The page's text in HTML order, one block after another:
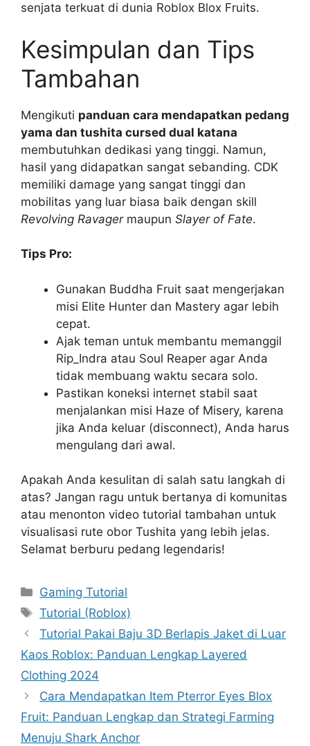
senjata terkuat di dunia Roblox Blox Fruits.
Kesimpulan dan Tips
Tambahan
Mengikuti panduan cara mendapatkan pedang
yama dan tushita cursed dual katana
membutuhkan dedikasi yang tinggi. Namun,
hasil yang didapatkan sangat sebanding. CDK
memiliki damage yang sangat tinggi dan
mobilitas yang luar biasa baik dengan skill
Revolving Ravagermaupun Slayer of Fate.
Tips Pro:
Gunakan Buddha Fruit saat mengerjakan
misi Elite Hunter dan Mastery agar lebih
cepat.
Ajak teman untuk membantu memanggil
Rip_Indra atau Soul Reaper agar Anda
tidak membuang waktu secara solo.
Pastikan koneksi internet stabil saat
menjalankan misi Haze of Misery, karena
jika Anda keluar (disconnect), Anda harus
mengulang dari awal.
Apakah Anda kesulitan di salah satu langkah di
atas? Jangan ragu untuk bertanya di komunitas
atau menonton video tutorial tambahan untuk
visualisasi rute obor Tushita yang lebih jelas.
Selamat berburu pedang legendaris!
Categories
Gaming Tutorial
Tags
Tutorial (Roblox)
Tutorial Pakai Baju 3D Berlapis Jaket di Luar
Kaos Roblox: Panduan Lengkap Layered
Clothing 2024
Cara Mendapatkan Item Pterror Eyes Blox
Fruit: Panduan Lengkap dan Strategi Farming
Menuju Shark Anchor